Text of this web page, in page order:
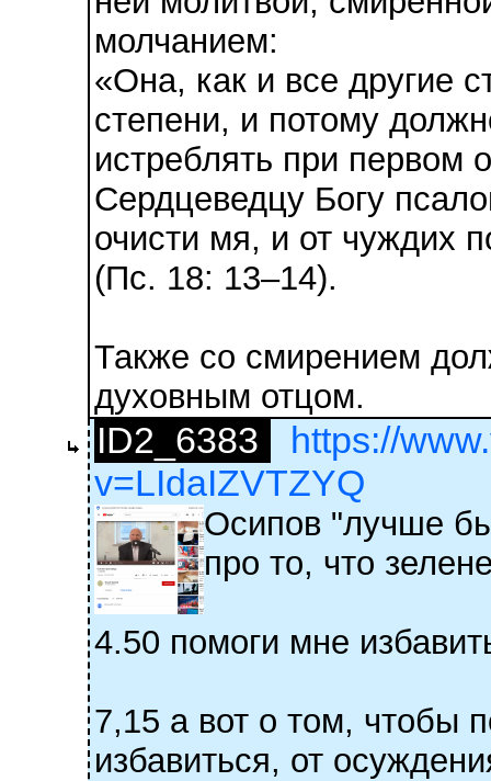
молчанием:
«Она, как и все другие
степени, и потому
истреблять при
Сердцеведцу Богу
очисти мя, и от чуждих
(Пс. 18: 13–14).
Также со смирением
духовным отцом.
ID2_6383
https://
v=LIdaIZVTZYQ
Осипов "лучше
про то, что
4.50 помоги мне
7,15 а вот о том, чтобы
избавиться, от